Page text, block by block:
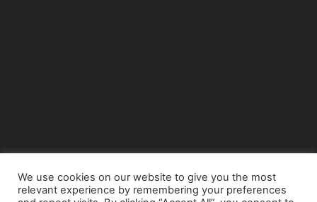
We use cookies on our website to give you the most
relevant experience by remembering your preferences